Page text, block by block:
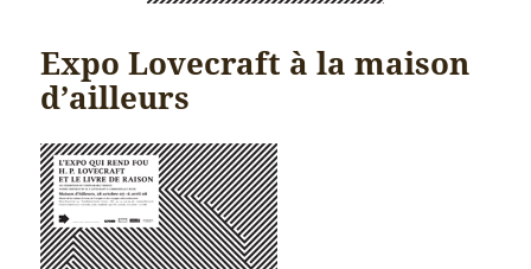
Expo Lovecraft à la maison
d’ailleurs